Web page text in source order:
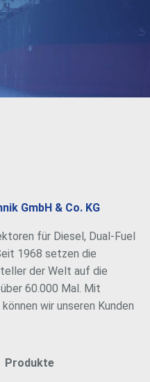
GmbH & Co. KG
für Diesel, Dual-Fuel
1968 setzen die
der Welt auf die
60.000 Mal. Mit
wir unseren Kunden
Produkte